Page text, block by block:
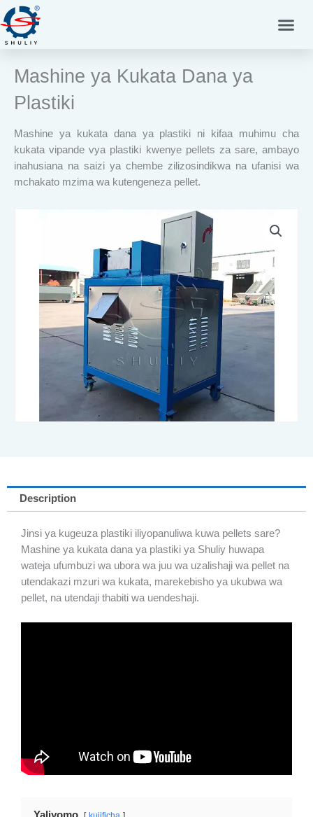
Skip
to
content
Mashine ya Kukata Dana ya
Plastiki
Mashine ya kukata dana ya plastiki ni kifaa muhimu cha
kukata vipande vya plastiki kwenye pellets za sare, ambayo
inahusiana na saizi ya chembe zilizosindikwa na ufanisi wa
mchakato mzima wa kutengeneza pellet.
Description
Jinsi ya kugeuza plastiki iliyopanuliwa kuwa pellets sare?
Mashine ya kukata dana ya plastiki ya Shuliy huwapa
wateja ufumbuzi wa ubora wa juu wa uzalishaji wa pellet na
utendakazi mzuri wa kukata, marekebisho ya ukubwa wa
pellet, na utendaji thabiti wa uendeshaji.